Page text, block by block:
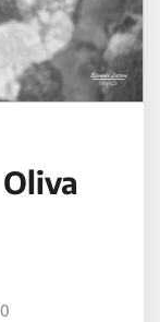
0